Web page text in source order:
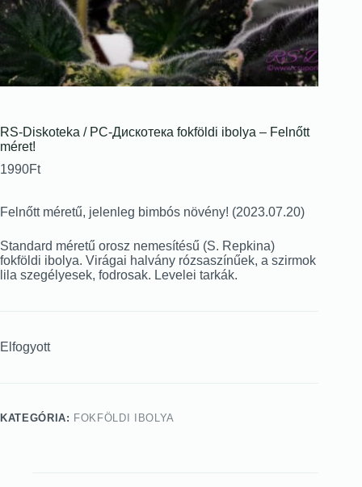
RS-Diskoteka / РС-Дискотека fokföldi ibolya – Felnőtt
méret!
1990Ft
Felnőtt méretű, jelenleg bimbós növény! (2023.07.20)
Standard méretű orosz nemesítésű (S. Repkina)
fokföldi ibolya. Virágai halvány rózsaszínűek, a szirmok
lila szegélyesek, fodrosak. Levelei tarkák.
Elfogyott
KATEGÓRIA: FOKFÖLDI IBOLYA